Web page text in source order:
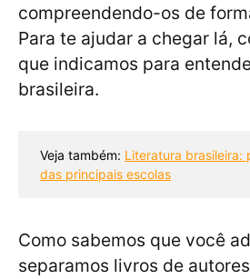
compreendendo-os de
Para te ajudar a chegar lá,
que indicamos para
brasileira.
Veja também: Literatura brasileira:
das principais escolas
Como sabemos que você
separamos livros de